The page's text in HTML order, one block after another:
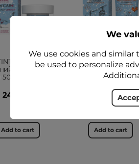
CARE
защитный
ml - Floslek
24,99 zł
Add to cart
WINTER CARE
Зимний
50+ 30 мл -
Add to cart
We
We use cookies and
be used to personalize